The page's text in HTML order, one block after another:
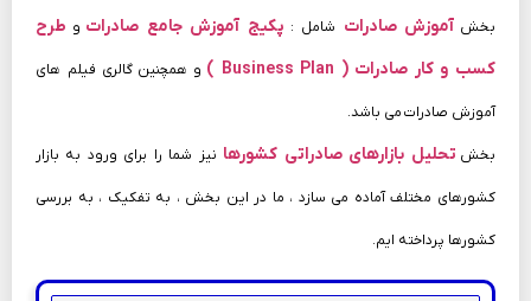
بخش آموزش صادرات شامل : پکیج آموزش جامع صادرات و طرح
کسب و کار صادرات ( Business Plan )
و همچنین گالری فیلم های
آموزش صادرات می باشد.
بخش تحلیل بازارهای صادراتی کشورها نیز شما را برای ورود به بازار
کشورهای مختلف آماده می سازد ، ما در این بخش ، به تفکیک ، به بررسی
کشورها پرداخته ایم.